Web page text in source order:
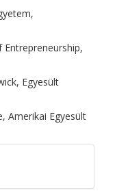
Entrepreneurship,
Egyesült
Amerikai Egyesült